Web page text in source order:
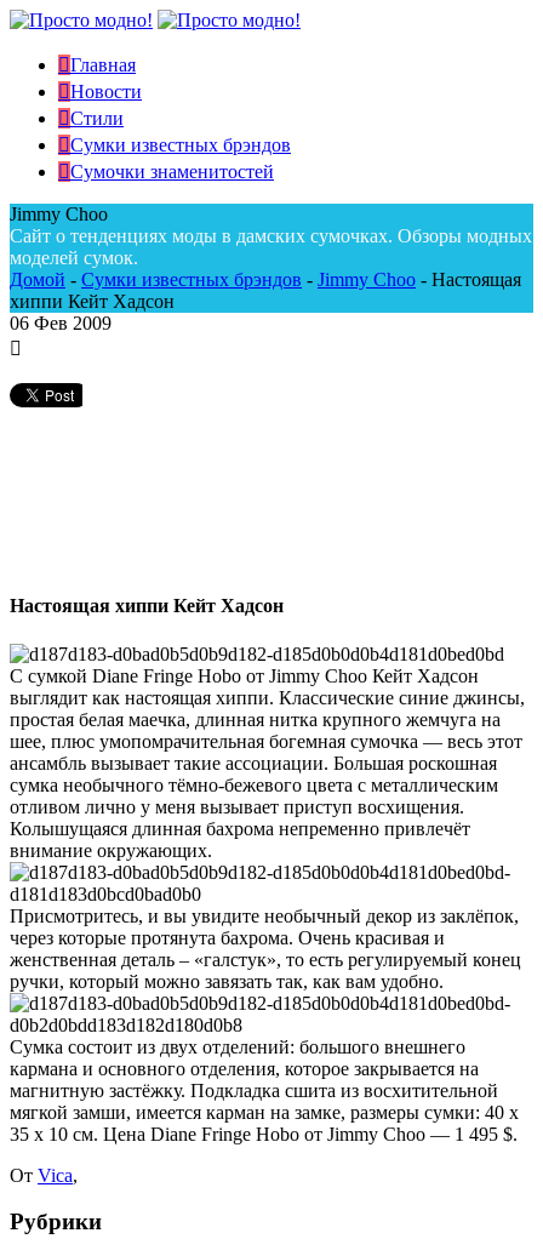
Главная
Новости
Стили
Сумки известных брэндов
Сумочки знаменитостей
Jimmy Choo
Сайт о тенденциях моды в дамских сумочках. Обзоры модных
моделей сумок.
Домой - Сумки известных брэндов - Jimmy Choo - Настоящая
хиппи Кейт Хадсон
06 Фев 2009
Настоящая хиппи Кейт Хадсон
С сумкой Diane Fringe Hobo от Jimmy Choo Кейт Хадсон
выглядит как настоящая хиппи. Классические синие джинсы,
простая белая маечка, длинная нитка крупного жемчуга на
шее, плюс умопомрачительная богемная сумочка — весь этот
ансамбль вызывает такие ассоциации. Большая роскошная
сумка необычного тёмно-бежевого цвета с металлическим
отливом лично у меня вызывает приступ восхищения.
Колышущаяся длинная бахрома непременно привлечёт
внимание окружающих.
Присмотритесь, и вы увидите необычный декор из заклёпок,
через которые протянута бахрома. Очень красивая и
женственная деталь – «галстук», то есть регулируемый конец
ручки, который можно завязать так, как вам удобно.
Сумка состоит из двух отделений: большого внешнего
кармана и основного отделения, которое закрывается на
магнитную застёжку. Подкладка сшита из восхитительной
мягкой замши, имеется карман на замке, размеры сумки: 40 х
35 х 10 см. Цена Diane Fringe Hobo от Jimmy Choo — 1 495 $.
От Vica,
Рубрики